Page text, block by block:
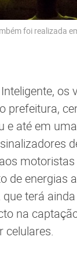
foi realizada
até em
energias
terá
na
celulares.